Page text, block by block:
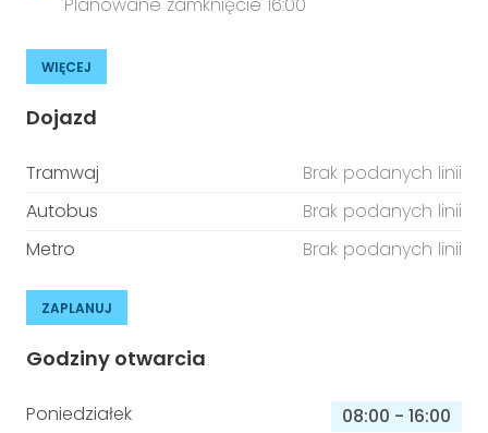
WIĘCEJ
Dojazd
Tramwaj
Brak podanych linii
Autobus
Brak podanych linii
Metro
Brak podanych linii
ZAPLANUJ
Godziny otwarcia
Poniedziałek 08:00 - 16:00